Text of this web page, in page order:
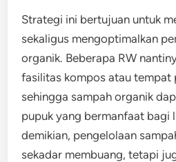
Strategi ini bertujuan untuk
sekaligus mengoptimalkan
organik. Beberapa RW
fasilitas kompos atau tempat
sehingga sampah organik
pupuk yang bermanfaat bagi
demikian, pengelolaan
sekadar membuang, tetapi